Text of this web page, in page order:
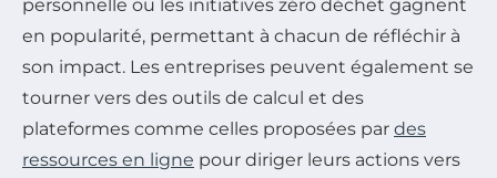
personnelle ou les initiatives zéro déchet gagnent
en popularité, permettant à chacun de réfléchir à
son impact. Les entreprises peuvent également se
tourner vers des outils de calcul et des
plateformes comme celles proposées par des
ressources en ligne pour diriger leurs actions vers